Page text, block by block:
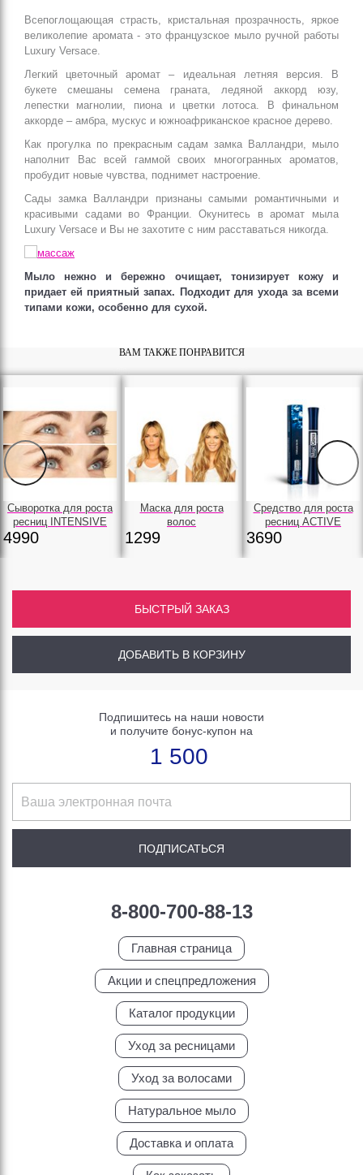
Всепоглощающая страсть, кристальная прозрачность, яркое
великолепие аромата - это французское мыло ручной работы
Luxury Versace.
Легкий цветочный аромат – идеальная летняя версия. В
букете смешаны семена граната, ледяной аккорд юзу,
лепестки магнолии, пиона и цветки лотоса. В финальном
аккорде – амбра, мускус и южноафриканское красное дерево.
Как прогулка по прекрасным садам замка Валландри, мыло
наполнит Вас всей гаммой своих многогранных ароматов,
пробудит новые чувства, поднимет настроение.
Сады замка Валландри признаны самыми романтичными и
красивыми садами во Франции. Окунитесь в аромат мыла
Luxury Versace и Вы не захотите с ним расставаться никогда.
Мыло нежно и бережно очищает, тонизирует кожу и
придает ей приятный запах. Подходит для ухода за всеми
типами кожи, особенно для сухой.
ВАМ ТАКЖЕ ПОНРАВИТСЯ
Сыворотка для роста
ресниц INTENSIVE
4990
Маска для роста
волос
1299
Средство для роста
ресниц ACTIVE
3690
БЫСТРЫЙ ЗАКАЗ
ДОБАВИТЬ В КОРЗИНУ
Подпишитесь на наши новости
и получите бонус-купон на
1 500
8-800-700-88-13
Главная страница
Акции и спецпредложения
Каталог продукции
Уход за ресницами
Уход за волосами
Натуральное мыло
Доставка и оплата